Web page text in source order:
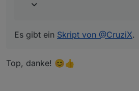
Es gibt ein Skript von @CruziX.
Top, danke! 😊👍